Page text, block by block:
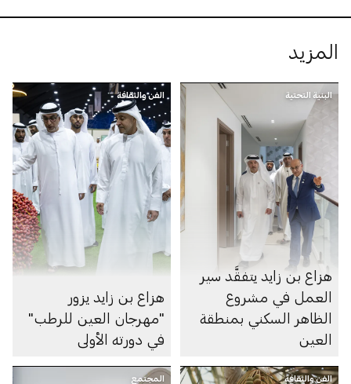
المزيد
البنية التحتية
هزاع بن زايد يتفقَّد سير
العمل في مشروع
الظاهر السكني بمنطقة
العين
الفن والثقافة
هزاع بن زايد يزور
"مهرجان العين للرطب"
في دورته الأولى
الفن والثقافة المجتمع